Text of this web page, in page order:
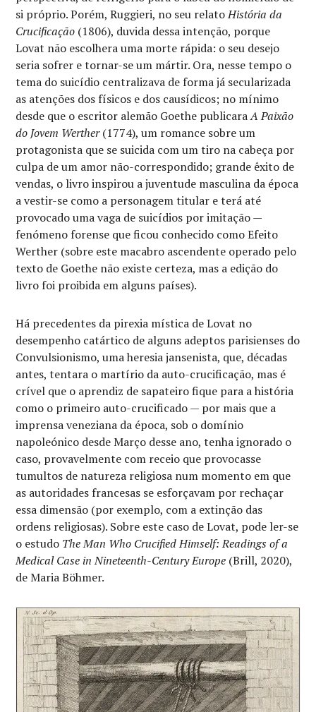
si próprio. Porém, Ruggieri, no seu relatoHistória da
Crucificação (1806), duvida dessa intenção, porque
Lovat não escolhera uma morte rápida: o seu desejo
seria sofrer e tornar-se um mártir. Ora, nesse tempo o
tema do suicídio centralizava de forma já secularizada
as atenções dos físicos e dos causídicos; no mínimo
desde que o escritor alemão Goethe publicaraA Paixão
do Jovem Werther(1774), um romance sobre um
protagonista que se suicida com um tiro na cabeça por
culpa de um amor não-correspondido; grande êxito de
vendas, o livro inspirou a juventude masculina da época
a vestir-se como a personagem titular e terá até
provocado uma vaga de suicídios por imitação —
fenómeno forense que ficou conhecido como Efeito
Werther (sobre este macabro ascendente operado pelo
texto de Goethe não existe certeza, mas a edição do
livro foi proibida em alguns países).
Há precedentes da pirexia mística de Lovat no
desempenho catártico de alguns adeptos parisienses do
Convulsionismo, uma heresia jansenista, que, décadas
antes, tentara o martírio da auto-crucificação, mas é
crível que o aprendiz de sapateiro fique para a história
como o primeiro auto-crucificado — por mais que a
imprensa veneziana da época, sob o domínio
napoleónico desde Março desse ano, tenha ignorado o
caso, provavelmente com receio que provocasse
tumultos de natureza religiosa num momento em que
as autoridades francesas se esforçavam por rechaçar
essa dimensão (por exemplo, com a extinção das
ordens religiosas). Sobre este caso de Lovat, pode ler-se
o estudo The Man Who Crucified Himself: Readings of a
Medical Case in Nineteenth-Century Europe (Brill, 2020),
de Maria Böhmer.